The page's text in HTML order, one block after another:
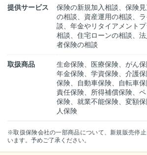
提供サービス
保険の新規加入相談、保険
の相談、資産運用の相談、
談、年金やリタイアメント
相談、住宅ローンの相談、
者保険の相談
取扱商品
生命保険、医療保険、がん
年金保険、学資保険、介護
保険、自動車保険、自転車
責任保険、所得補償保険、
保険、就業不能保険、変額
人保険
※取扱保険会社の一部商品について、新規販売停
います。予めご了承ください。